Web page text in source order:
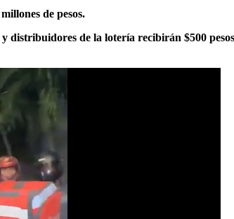
de pesos.
distribuidores de la lotería recibirán $500